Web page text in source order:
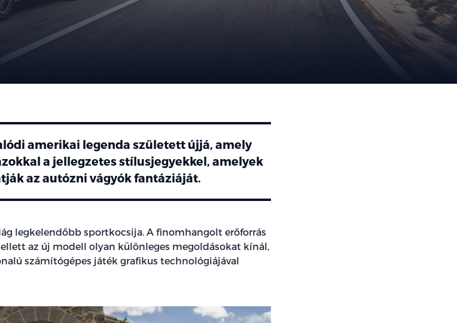
amerikai legenda született újjá, amely
a jellegzetes stílusjegyekkel, amelyek
az autózni vágyók fantáziáját.
legkelendőbb sportkocsija. A finomhangolt erőforrás
az új modell olyan különleges megoldásokat kínál,
számítógépes játék grafikus technológiájával